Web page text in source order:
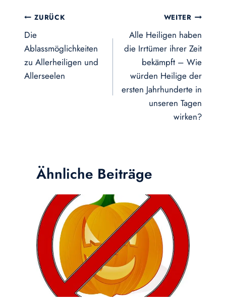
Beitragsnavigation
ZURÜCK
Die
Ablassmöglichkeiten
zu Allerheiligen und
Allerseelen
WEITER
Alle Heiligen haben
die Irrtümer ihrer Zeit
bekämpft – Wie
würden Heilige der
ersten Jahrhunderte in
unseren Tagen
wirken?
Ähnliche Beiträge